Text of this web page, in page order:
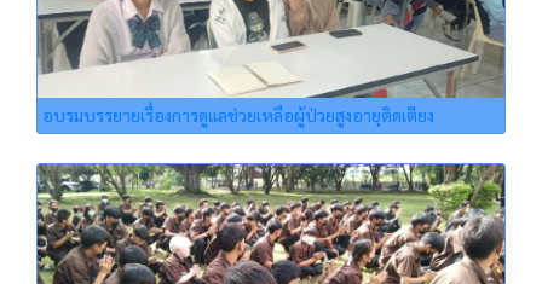
อบรมบรรยายเรื่องการดูแลช่วยเหลือผู้ป่วยสูงอายุติดเตียง